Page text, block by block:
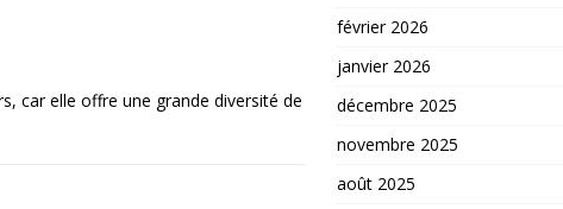
car elle offre une grande diversité de
février 2026
janvier 2026
décembre 2025
novembre 2025
août 2025